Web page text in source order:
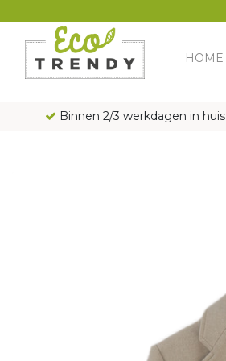
Main Navigation
HOME
Binnen 2/3 werkdagen in huis